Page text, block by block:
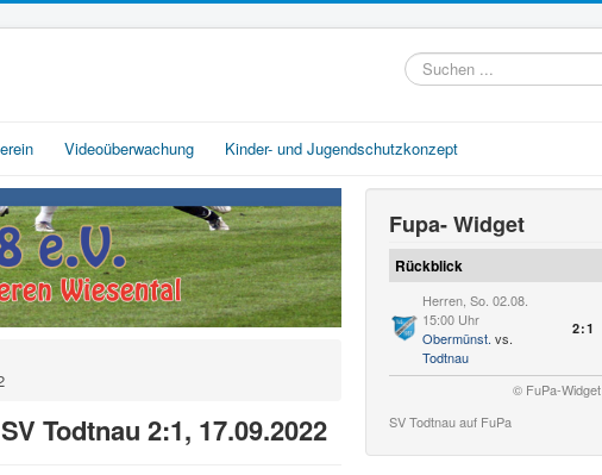
Suchen
...
Videoüberwachung Kinder- und Jugendschutzkonzept
Todtnau 2:1, 17.09.2022
Fupa- Widget
Rückblick
Herren, So. 02.08.
15:00 Uhr
Obermünst. vs.
Todtnau
2:1
© FuPa-Widget
SV Todtnau auf FuPa